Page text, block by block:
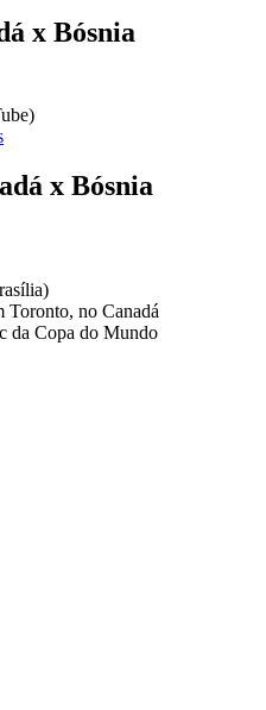
x Bósnia
x Bósnia
Toronto, no Canadá
da Copa do Mundo